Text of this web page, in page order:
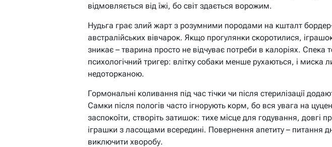
відмовляється від їжі, бо світ здається ворожим.
Нудьга грає злий жарт з розумними породами на кшталт
австралійських вівчарок. Якщо прогулянки скоротилися,
зникає – тварина просто не відчуває потреби в калоріях. Спека
психологічний тригер: влітку собаки менше рухаються, і миска
недоторканою.
Гормональні коливання під час тічки чи після стерилізації
Самки після пологів часто ігнорують корм, бо вся увага на
заспокоїти, створіть затишок: тихе місце для годування, довгі
іграшки з ласощами всередині. Повернення апетиту – питання
виключити хворобу.